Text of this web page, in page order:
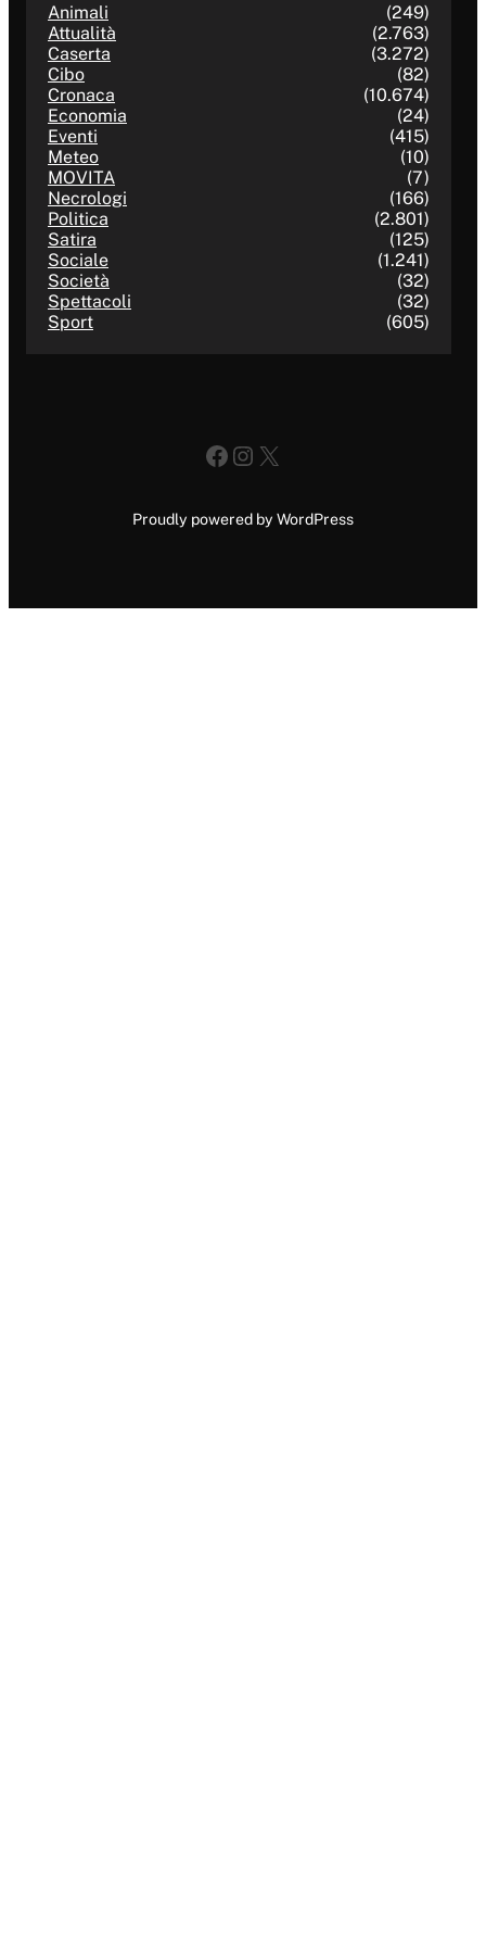
Animali
(249)
Attualità
(2.763)
Caserta
(3.272)
Cibo
(82)
Cronaca
(10.674)
Economia
(24)
Eventi
(415)
Meteo
(10)
MOVITA
(7)
Necrologi
(166)
Politica
(2.801)
Satira
(125)
Sociale
(1.241)
Società
(32)
Spettacoli
(32)
Sport
(605)
Facebook
Instagram
X
Proudly powered by WordPress